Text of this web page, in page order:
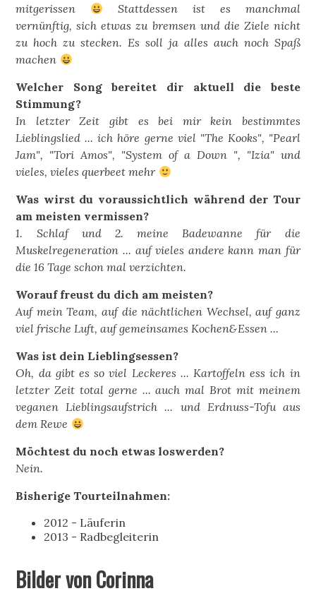
mitgerissen
Stattdessen ist es manchmal
vernünftig, sich etwas zu bremsen und die Ziele nicht
zu hoch zu stecken. Es soll ja alles auch noch Spaß
machen
Welcher Song bereitet dir aktuell die beste
Stimmung?
In letzter Zeit gibt es bei mir kein bestimmtes
Lieblingslied ... ich höre gerne viel "The Kooks", "Pearl
Jam", "Tori Amos", "System of a Down ", "Izia" und
vieles, vieles querbeet mehr
Was wirst du voraussichtlich während der Tour
am meisten vermissen?
1. Schlaf und 2. meine Badewanne für die
Muskelregeneration ... auf vieles andere kann man für
die 16 Tage schon mal verzichten.
Worauf freust du dich am meisten?
Auf mein Team, auf die nächtlichen Wechsel, auf ganz
viel frische Luft, auf gemeinsames Kochen&Essen ...
Was ist dein Lieblingsessen?
Oh, da gibt es so viel Leckeres ... Kartoffeln ess ich in
letzter Zeit total gerne ... auch mal Brot mit meinem
veganen Lieblingsaufstrich ... und Erdnuss-Tofu aus
dem Rewe
Möchtest du noch etwas loswerden?
Nein.
Bisherige Tourteilnahmen:
2012 - Läuferin
2013 - Radbegleiterin
Bilder von Corinna